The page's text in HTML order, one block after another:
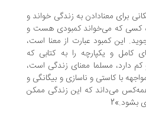
معنادادن به زندگی خواند و
می‌خواند کمبودی هست و
عبارت از معنا است،
و یکپارچه را به کتابی که
مسلما معنای زندگی است،
و ناسازی و بیگانگی و
که این زندگی ممکن